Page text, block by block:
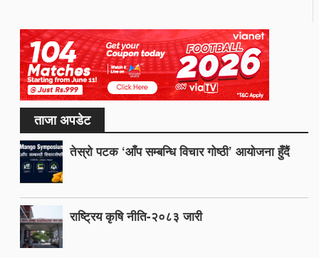
ताजा अपडेट
तेस्रो पटक ‘आँप सम्बन्धि विचार गोष्ठी’ आयोजना हुँदैं
राष्ट्रिय कृषि नीति-२०८३ जारी